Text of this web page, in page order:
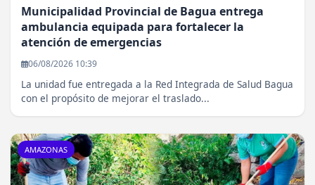
Municipalidad Provincial de Bagua entrega
ambulancia equipada para fortalecer la
atención de emergencias
06/08/2026 10:39
La unidad fue entregada a la Red Integrada de Salud Bagua
con el propósito de mejorar el traslado...
AMAZONAS